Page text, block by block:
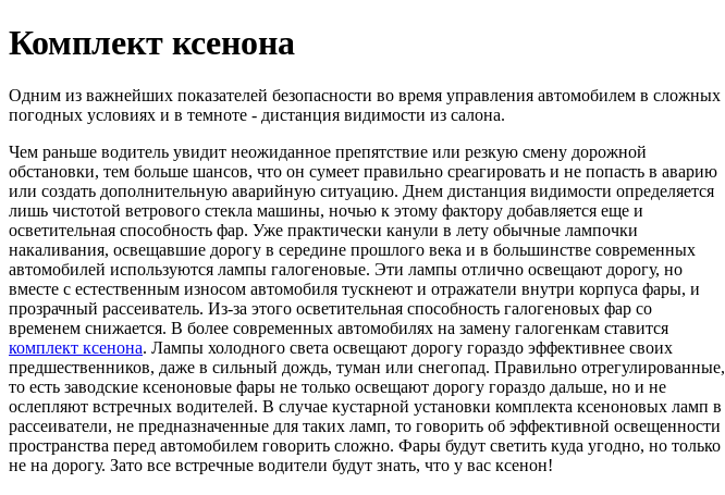
Комплект ксенона
Одним из важнейших показателей безопасности во время управления автомобилем в сложных
погодных условиях и в темноте - дистанция видимости из салона.
Чем раньше водитель увидит неожиданное препятствие или резкую смену дорожной
обстановки, тем больше шансов, что он сумеет правильно среагировать и не попасть в аварию
или создать дополнительную аварийную ситуацию. Днем дистанция видимости определяется
лишь чистотой ветрового стекла машины, ночью к этому фактору добавляется еще и
осветительная способность фар. Уже практически канули в лету обычные лампочки
накаливания, освещавшие дорогу в середине прошлого века и в большинстве современных
автомобилей используются лампы галогеновые. Эти лампы отлично освещают дорогу, но
вместе с естественным износом автомобиля тускнеют и отражатели внутри корпуса фары, и
прозрачный рассеиватель. Из-за этого осветительная способность галогеновых фар со
временем снижается. В более современных автомобилях на замену галогенкам ставится
комплект ксенона. Лампы холодного света освещают дорогу гораздо эффективнее своих
предшественников, даже в сильный дождь, туман или снегопад. Правильно отрегулированные,
то есть заводские ксеноновые фары не только освещают дорогу гораздо дальше, но и не
ослепляют встречных водителей. В случае кустарной установки комплекта ксеноновых ламп в
рассеиватели, не предназначенные для таких ламп, то говорить об эффективной освещенности
пространства перед автомобилем говорить сложно. Фары будут светить куда угодно, но только
не на дорогу. Зато все встречные водители будут знать, что у вас ксенон!